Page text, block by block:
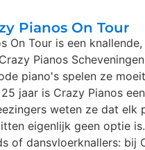
Pianos On Tour
On Tour is een
Pianos
piano's spelen ze
jaar is Crazy Pianos
weten ze dat elk
eigenlijk geen optie
of dansvloerknallers: bij